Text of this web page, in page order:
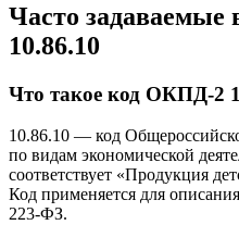
Часто
10.86.10
Что такое код ОКПД-2
10.86.10 — код
по видам экономической
соответствует «Продукция
Код применяется для
223-ФЗ.